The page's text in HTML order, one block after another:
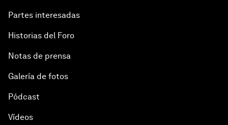
Partes interesadas
Historias del Foro
Notas de prensa
Galería de fotos
Pódcast
Vídeos